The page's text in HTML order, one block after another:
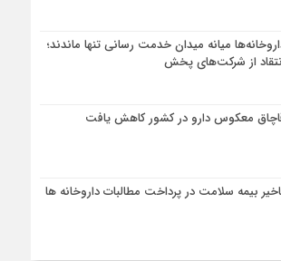
میانه میدان خدمت رسانی تنها ماندند؛
از شرکت‌های پخش
معکوس دارو در کشور کاهش یافت
بیمه سلامت در پرداخت مطالبات داروخانه ها